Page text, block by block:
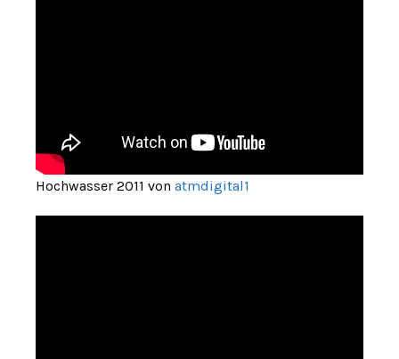
Hochwasser 2011 von atmdigital1